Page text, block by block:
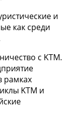
и
как среди
с KTM.
рамках
KTM и